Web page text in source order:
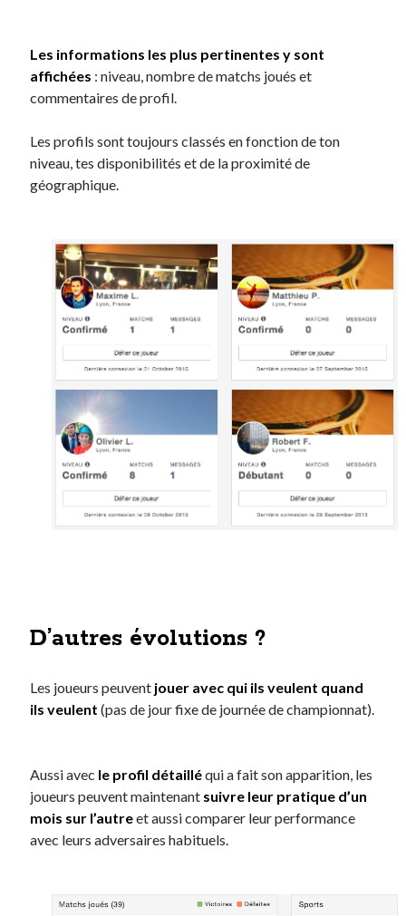
Les informations les plus pertinentes y sont
affichées : niveau, nombre de matchs joués et
commentaires de profil.
Les profils sont toujours classés en fonction de ton
niveau, tes disponibilités et de la proximité de
géographique.
D’autres évolutions ?
Les joueurs peuvent jouer avec qui ils veulent quand
ils veulent (pas de jour fixe de journée de championnat).
Aussi avec le profil détailléqui a fait son apparition, les
joueurs peuvent maintenant suivre leur pratique d’un
mois sur l’autreet aussi comparer leur performance
avec leurs adversaires habituels.